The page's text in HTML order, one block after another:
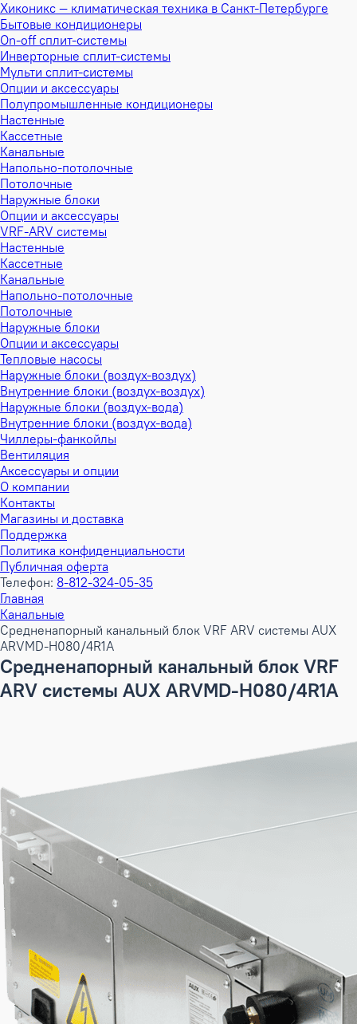
Хиконикс — климатическая техника в Санкт-Петербурге
Бытовые кондиционеры
On-off сплит-системы
Инверторные сплит-системы
Мульти сплит-системы
Опции и аксессуары
Полупромышленные кондиционеры
Настенные
Кассетные
Канальные
Напольно-потолочные
Потолочные
Наружные блоки
Опции и аксессуары
VRF-ARV системы
Настенные
Кассетные
Канальные
Напольно-потолочные
Потолочные
Наружные блоки
Опции и аксессуары
Тепловые насосы
Наружные блоки (воздух-воздух)
Внутренние блоки (воздух-воздух)
Наружные блоки (воздух-вода)
Внутренние блоки (воздух-вода)
Чиллеры-фанкойлы
Вентиляция
Аксессуары и опции
О компании
Контакты
Магазины и доставка
Поддержка
Политика конфиденциальности
Публичная оферта
Телефон: 8-812-324-05-35
Главная
Канальные
Средненапорный канальный блок VRF ARV системы AUX
ARVMD-H080/4R1A
Средненапорный канальный блок VRF
ARV системы AUX ARVMD-H080/4R1A